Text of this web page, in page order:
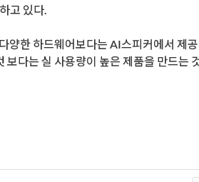
고 있다.
양한 하드웨어보다는 AI스피커에서 제
다는 실 사용량이 높은 제품을 만드는